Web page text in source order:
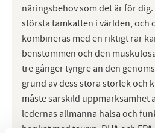
näringsbehov som det är för
största tamkatten i världen, och
kombineras med en riktigt rar
benstommen och den
tre gånger tyngre än den
grund av dess stora storlek och
måste särskild uppmärksamhet
ledernas allmänna hälsa och
berikat med taurin, DHA och